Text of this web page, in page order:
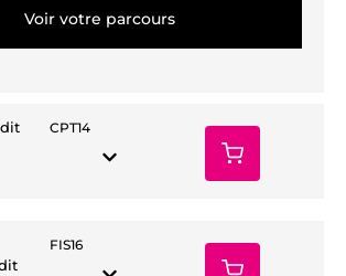
CPT14
FIS16
Voir votre parcours